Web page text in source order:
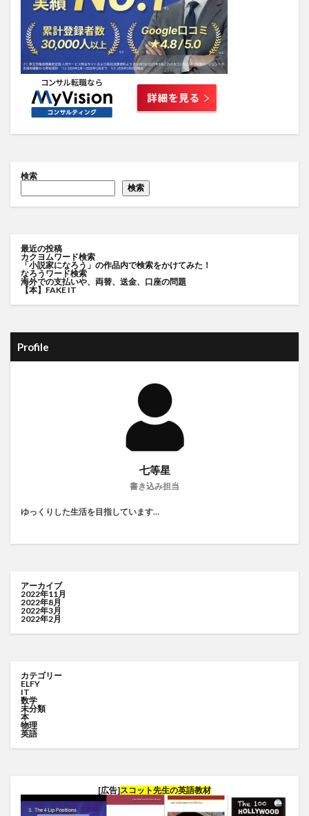
検索
検索
最近の投稿
カクヨムワード検索
「小説家になろう」の作品内で検索をかけてみた！
なろうワード検索
海外での支払いや、両替、送金、口座の問題
【本】FAKE IT
Profile
七等星
書き込み担当
ゆっくりした生活を目指しています…
アーカイブ
2022年11月
2022年8月
2022年3月
2022年2月
カテゴリー
ELFY
IT
数学
未分類
本
物理
英語
[広告]スコット先生の英語教材